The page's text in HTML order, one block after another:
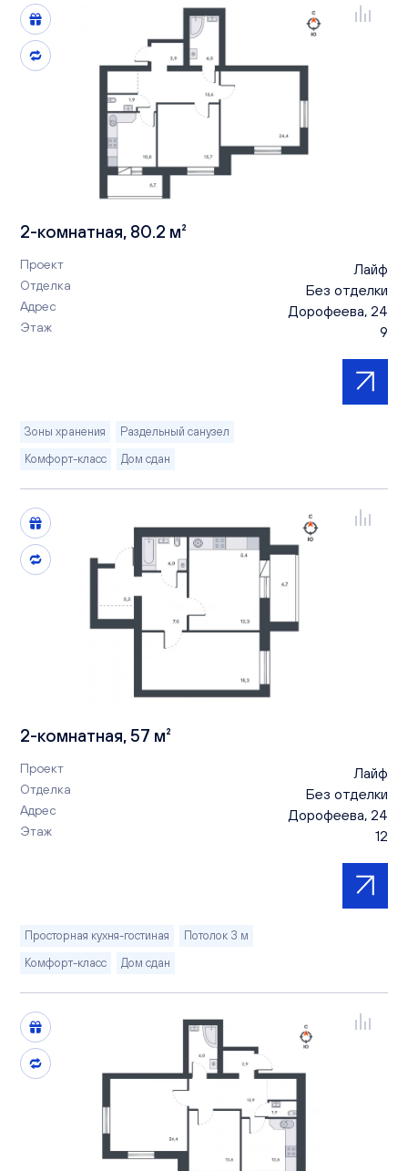
2-комнатная, 80.2 м²
Проект Лайф
Отделка Без отделки
Адрес Дорофеева, 24
Этаж 9
Зоны хранения
Раздельный санузел
Комфорт-класс
Дом сдан
2-комнатная, 57 м²
Проект Лайф
Отделка Без отделки
Адрес Дорофеева, 24
Этаж 12
Просторная кухня-гостиная
Потолок 3 м
Комфорт-класс
Дом сдан